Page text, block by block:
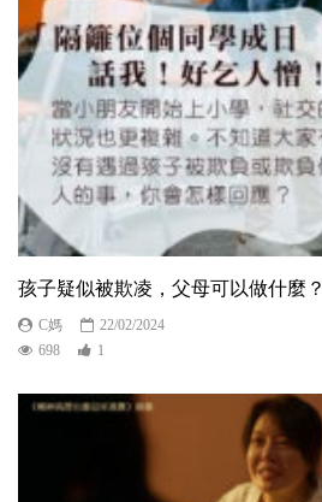
孩子疑似被欺凌，父母可以做什麼？
C媽
22/02/2024
698
1